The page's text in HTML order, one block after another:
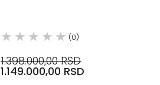
(0)
1.398.000,00 RSD
1.149.000,00 RSD